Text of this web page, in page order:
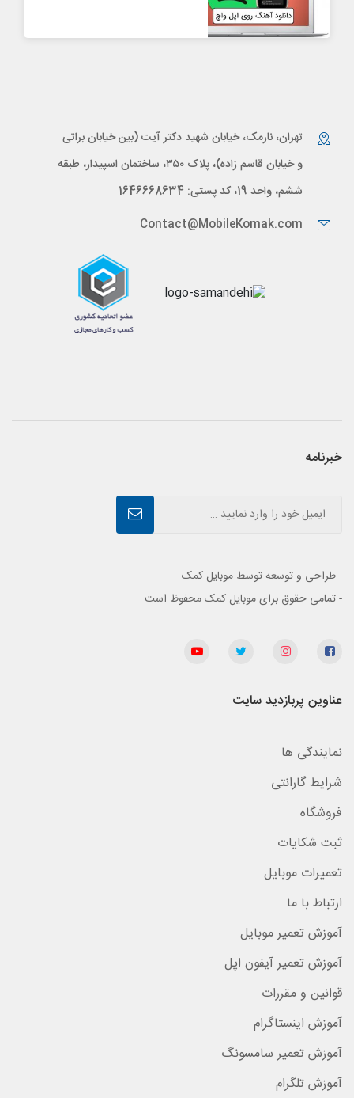
تهران، نارمک، خیابان شهید دکتر آیت (بین خیابان براتی
و خیابان قاسم زاده)، پلاک ۳۵۰، ساختمان اسپیدار، طبقه
ششم، واحد 19، کد پستی: 1646668634
Contact@MobileKomak.com
خبرنامه
- طراحی و توسعه توسط موبایل کمک
- تمامی حقوق برای موبایل کمک محفوظ است
عناوین پربازدید سایت
نمایندگی ها
شرایط گارانتی
فروشگاه
ثبت شکایات
تعمیرات موبایل
ارتباط با ما
آموزش تعمیر موبایل
آموزش تعمیر آیفون اپل
قوانین و مقررات
آموزش اینستاگرام
آموزش تعمیر سامسونگ
آموزش تلگرام